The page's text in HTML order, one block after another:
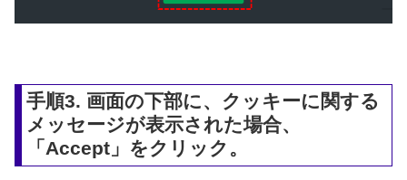
手順3. 画面の下部に、クッキーに関する
メッセージが表示された場合、
「Accept」をクリック。